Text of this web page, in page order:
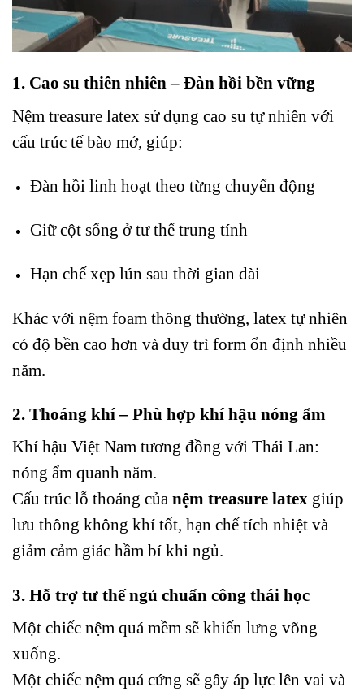
1. Cao su thiên nhiên – Đàn hồi bền vững
Nệm treasure latex sử dụng cao su tự nhiên với
cấu trúc tế bào mở, giúp:
Đàn hồi linh hoạt theo từng chuyển động
Giữ cột sống ở tư thế trung tính
Hạn chế xẹp lún sau thời gian dài
Khác với nệm foam thông thường, latex tự nhiên
có độ bền cao hơn và duy trì form ổn định nhiều
năm.
2. Thoáng khí – Phù hợp khí hậu nóng ẩm
Khí hậu Việt Nam tương đồng với Thái Lan:
nóng ẩm quanh năm.
Cấu trúc lỗ thoáng của nệm treasure latex giúp
lưu thông không khí tốt, hạn chế tích nhiệt và
giảm cảm giác hầm bí khi ngủ.
3. Hỗ trợ tư thế ngủ chuẩn công thái học
Một chiếc nệm quá mềm sẽ khiến lưng võng
xuống.
Một chiếc nệm quá cứng sẽ gây áp lực lên vai và